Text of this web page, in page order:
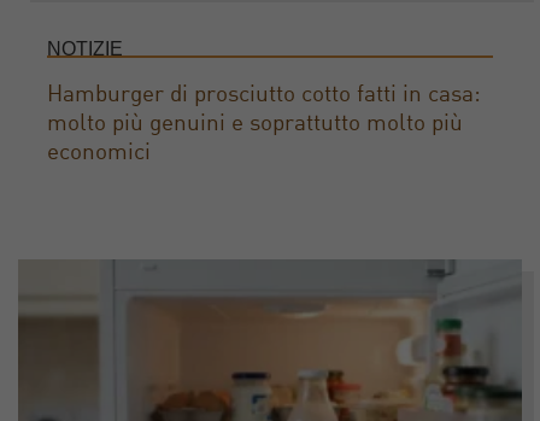
NOTIZIE
Hamburger di prosciutto cotto fatti in casa:
molto più genuini e soprattutto molto più
economici